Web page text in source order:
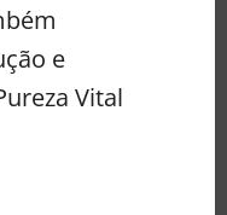
e
Vital